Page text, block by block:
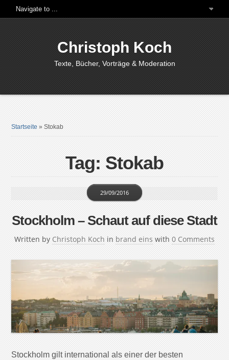
Christoph Koch
Texte, Bücher, Vorträge & Moderation
Startseite »Stokab
Tag: Stokab
Stockholm – Schaut auf diese Stadt
Written by Christoph Koch
29/09/2016
in brand eins with 0 Comments
Stockholm gilt international als einer der besten